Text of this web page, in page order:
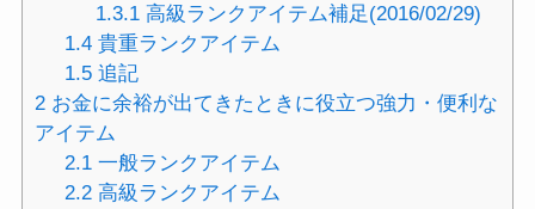
1.3.1高級ランクアイテム補足(2016/02/29)
1.4 貴重ランクアイテム
1.5 追記
2お金に余裕が出てきたときに役立つ強力・便利な
アイテム
2.1 一般ランクアイテム
2.2 高級ランクアイテム